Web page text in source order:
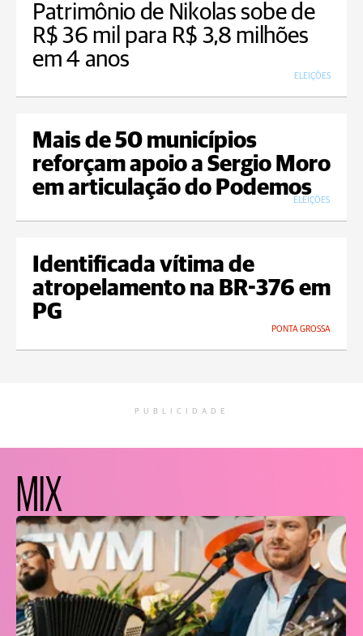
Patrimônio de Nikolas sobe de
R$ 36 mil para R$ 3,8 milhões
em 4 anos
ELEIÇÕES
Mais de 50 municípios
reforçam apoio a Sergio Moro
em articulação do Podemos
ELEIÇÕES
Identificada vítima de
atropelamento na BR-376 em
PG
PONTA GROSSA
PUBLICIDADE
MIX